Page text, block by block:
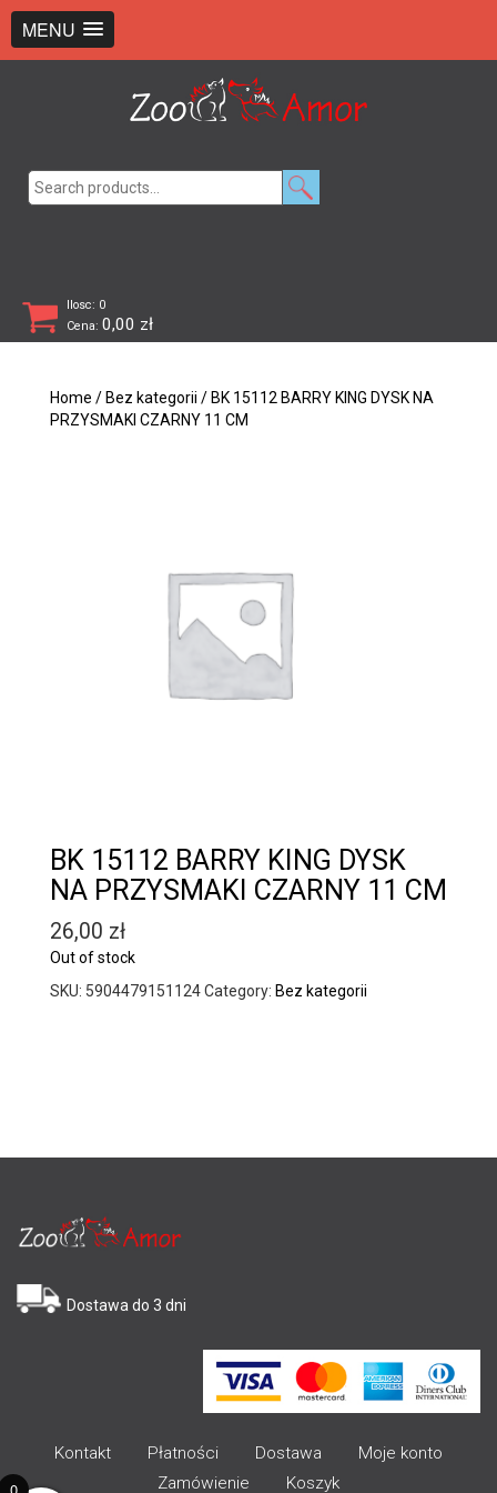
MENU
Ilosc: 0
Cena: 0,00 zł
Home / Bez kategorii / BK 15112 BARRY KING DYSK NA
PRZYSMAKI CZARNY 11 CM
BK 15112 BARRY KING DYSK
NA PRZYSMAKI CZARNY 11 CM
26,00 zł
Out of stock
SKU: 5904479151124Category: Bez kategorii
Dostawa do 3 dni
Kontakt Płatności Dostawa
Moje konto
Zamówienie
Koszyk